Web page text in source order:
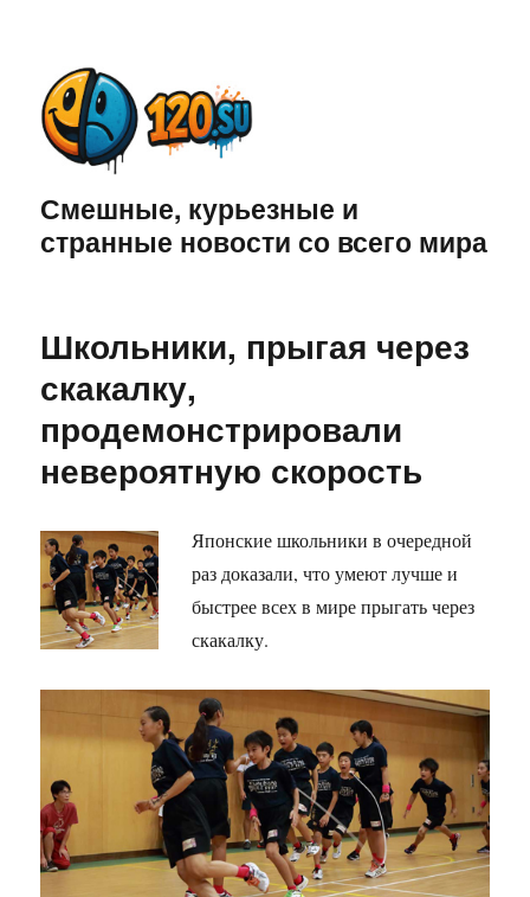
Смешные, курьезные и
странные новости со всего мира
Школьники, прыгая через
скакалку,
продемонстрировали
невероятную скорость
Японские школьники в очередной
раз доказали, что умеют лучше и
быстрее всех в мире прыгать через
скакалку.